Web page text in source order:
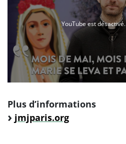
YouTube est désactivé.
Plus d’informations
jmjparis.org